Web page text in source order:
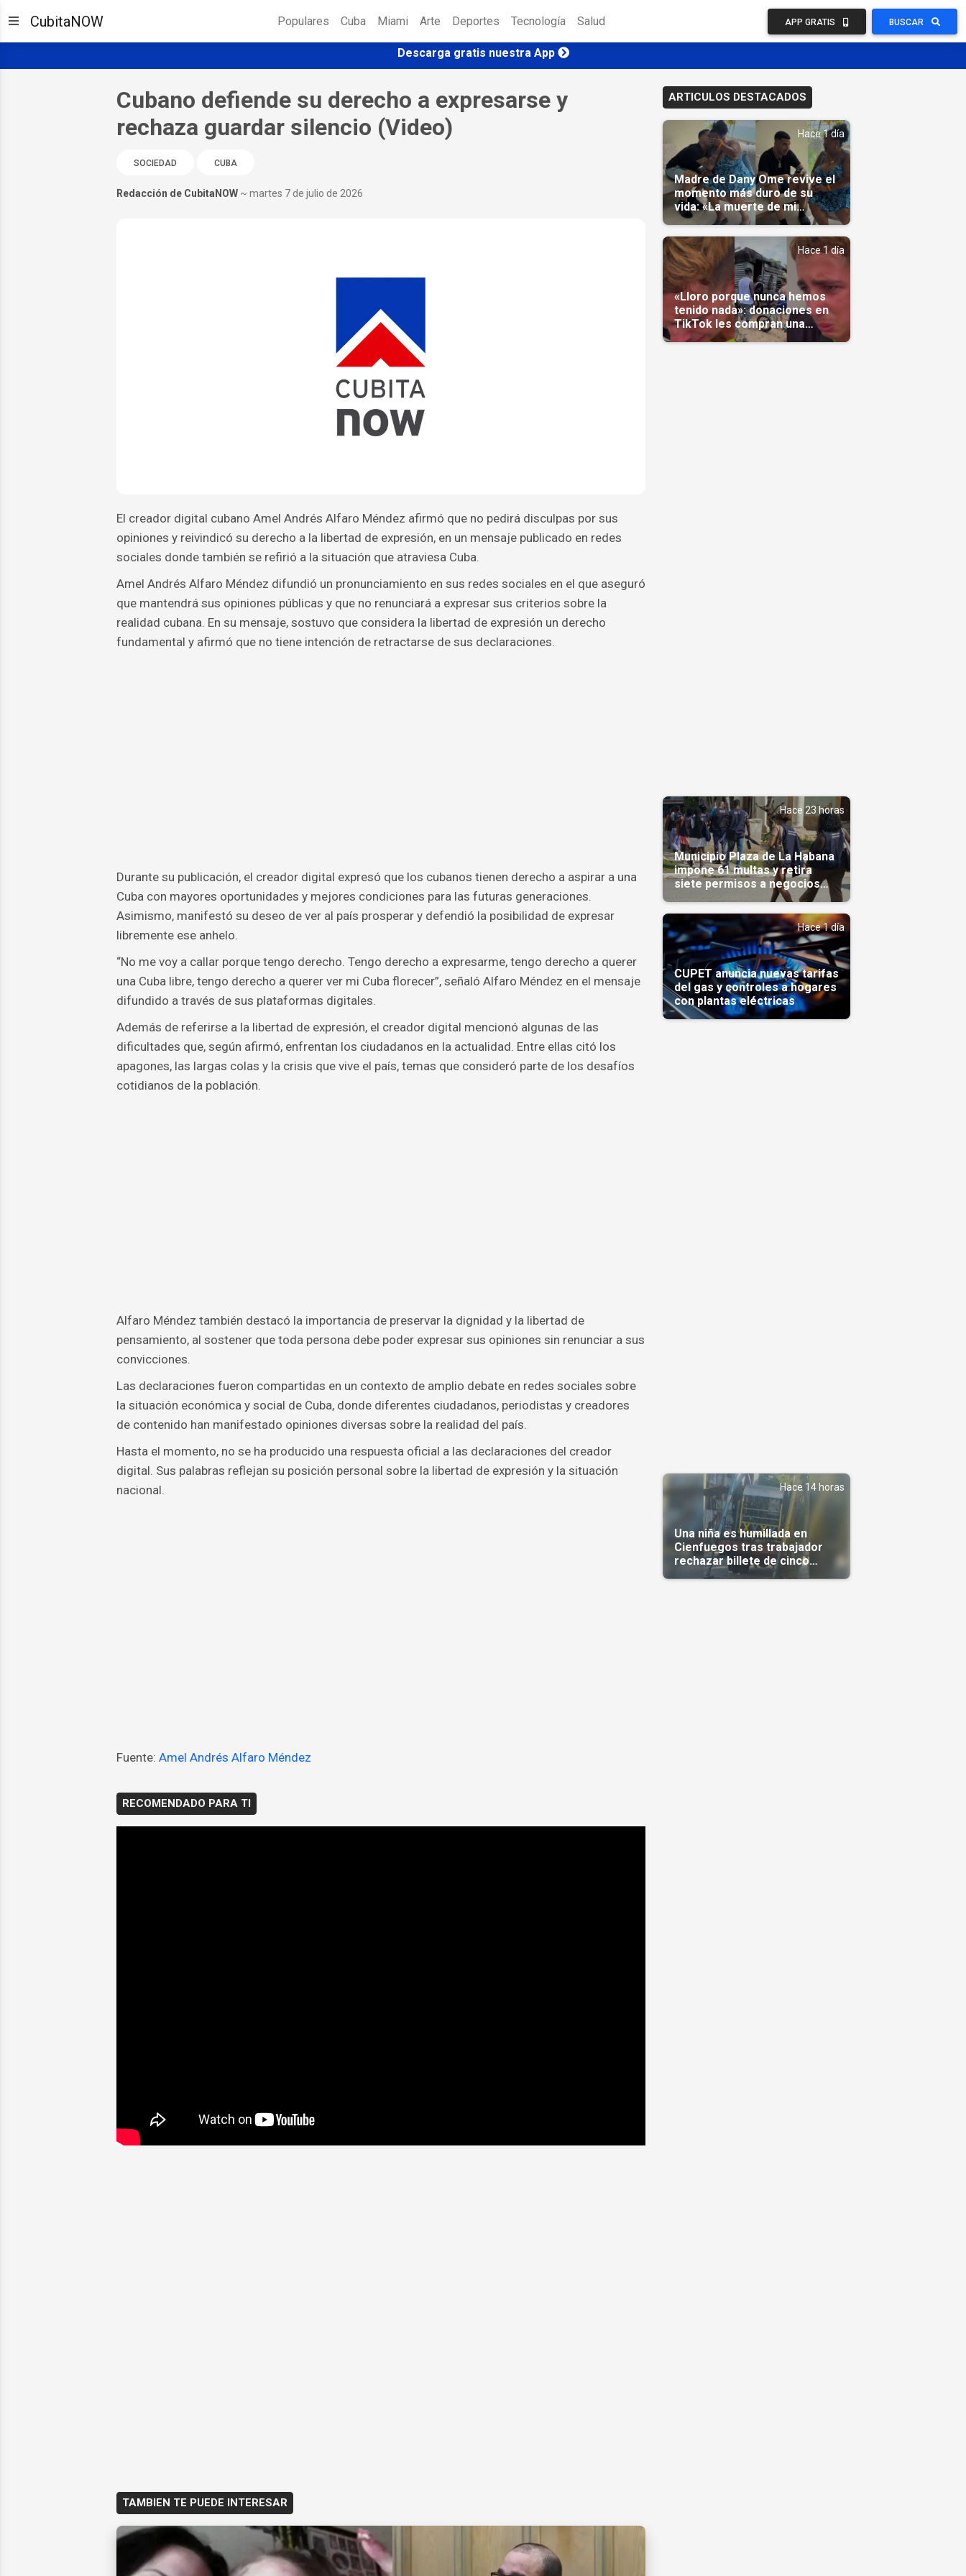
CubitaNOW Populares Cuba Miami Arte Deportes Tecnología Salud APP GRATIS BUSCAR
Descarga gratis nuestra App
Cubano defiende su derecho a expresarse y
rechaza guardar silencio (Video)
SOCIEDAD CUBA
Redacción de CubitaNOW ~ martes 7 de julio de 2026
El creador digital cubano Amel Andrés Alfaro Méndez afirmó que no pedirá disculpas por sus
opiniones y reivindicó su derecho a la libertad de expresión, en un mensaje publicado en redes
sociales donde también se refirió a la situación que atraviesa Cuba.
Amel Andrés Alfaro Méndez difundió un pronunciamiento en sus redes sociales en el que aseguró
que mantendrá sus opiniones públicas y que no renunciará a expresar sus criterios sobre la
realidad cubana. En su mensaje, sostuvo que considera la libertad de expresión un derecho
fundamental y afirmó que no tiene intención de retractarse de sus declaraciones.
Durante su publicación, el creador digital expresó que los cubanos tienen derecho a aspirar a una
Cuba con mayores oportunidades y mejores condiciones para las futuras generaciones.
Asimismo, manifestó su deseo de ver al país prosperar y defendió la posibilidad de expresar
libremente ese anhelo.
“No me voy a callar porque tengo derecho. Tengo derecho a expresarme, tengo derecho a querer
una Cuba libre, tengo derecho a querer ver mi Cuba florecer”, señaló Alfaro Méndez en el mensaje
difundido a través de sus plataformas digitales.
Además de referirse a la libertad de expresión, el creador digital mencionó algunas de las
dificultades que, según afirmó, enfrentan los ciudadanos en la actualidad. Entre ellas citó los
apagones, las largas colas y la crisis que vive el país, temas que consideró parte de los desafíos
cotidianos de la población.
Alfaro Méndez también destacó la importancia de preservar la dignidad y la libertad de
pensamiento, al sostener que toda persona debe poder expresar sus opiniones sin renunciar a sus
convicciones.
Las declaraciones fueron compartidas en un contexto de amplio debate en redes sociales sobre
la situación económica y social de Cuba, donde diferentes ciudadanos, periodistas y creadores
de contenido han manifestado opiniones diversas sobre la realidad del país.
Hasta el momento, no se ha producido una respuesta oficial a las declaraciones del creador
digital. Sus palabras reflejan su posición personal sobre la libertad de expresión y la situación
nacional.
Fuente: Amel Andrés Alfaro Méndez
RECOMENDADO PARA TI
TAMBIEN TE PUEDE INTERESAR
ARTICULOS DESTACADOS
Hace 1 día
Madre de Dany Ome revive el
momento más duro de su
vida: «La muerte de mi
nieto»(Video)
Hace 1 día
«Lloro porque nunca hemos
tenido nada»: donaciones en
TikTok les compran una
casa(Video)
Hace 23 horas
Municipio Plaza de La Habana
impone 61 multas y retira
siete permisos a negocios
Hace 1 día
CUPET anuncia nuevas tarifas
del gas y controles a hogares
con plantas eléctricas
Hace 14 horas
Una niña es humillada en
Cienfuegos tras trabajador
rechazar billete de cinco
pesos